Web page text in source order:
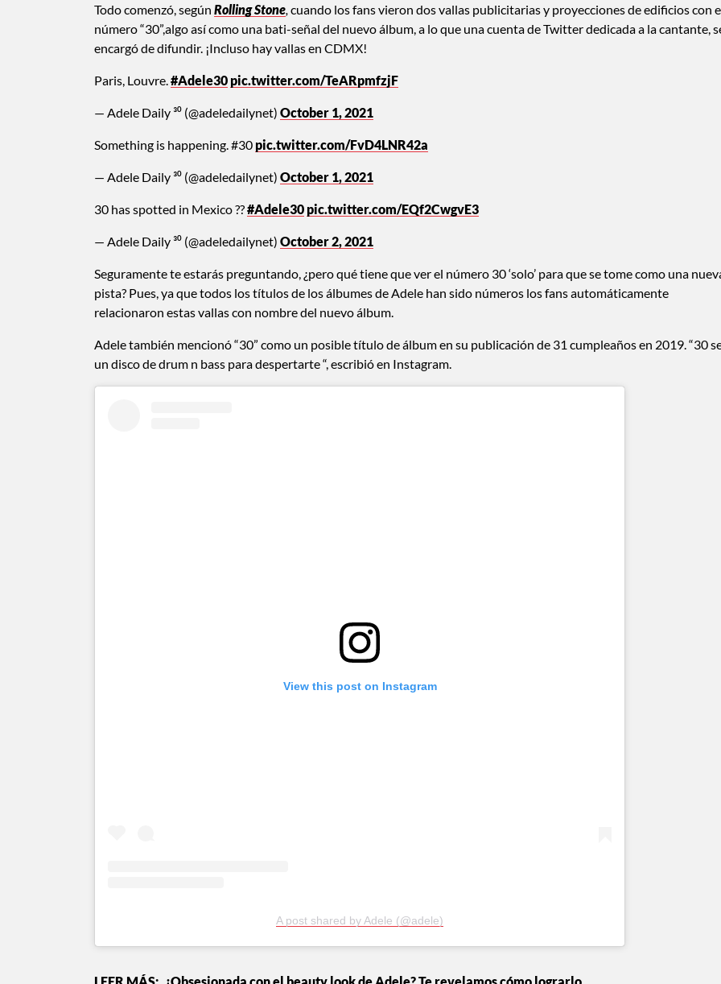
Todo comenzó, según Rolling Stone cuando los fans vieron dos vallas publicitarias y proyecciones de edificios con
número “30”,algo así como una bati-señal del nuevo álbum, a lo que una cuenta de Twitter dedicada a la cantante,
encargó de difundir. ¡Incluso hay vallas en CDMX!
Paris, Louvre. #Adele30 pic.twitter.com/TeARpmfzjF
— Adele Daily ³⁰ (@adeledailynet) October 1, 2021
Something is happening. #30 pic.twitter.com/FvD4LNR42a
— Adele Daily ³⁰ (@adeledailynet) October 1, 2021
30 has spotted in Mexico ??#Adele30 pic.twitter.com/EQf2CwgvE3
— Adele Daily ³⁰ (@adeledailynet) October 2, 2021
Seguramente te estarás preguntando, ¿pero qué tiene que ver el número 30 ‘solo’ para que se tome como una
pista? Pues, ya que todos los títulos de los álbumes de Adele han sido números los fans automáticamente
relacionaron estas vallas con nombre del nuevo álbum.
Adele también mencionó “30” como un posible título de álbum en su publicación de 31 cumpleaños en 2019. “30
un disco de drum n bass para despertarte “, escribió en Instagram.
View this post on Instagram
A post shared by Adele (@adele)